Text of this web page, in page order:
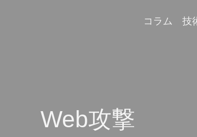
コラム 技
Web攻撃